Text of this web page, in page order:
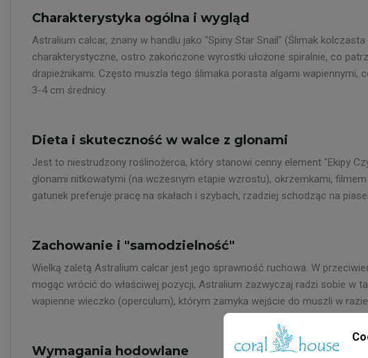
Charakterystyka ogólna i wygląd
Astralium calcar, znany w handlu jako "Spiny Star Snail" (Ślimak
charakterystyczne, ostro zakończone wyrostki ułożone spiralnie, co
drapieżnikami. Często muszla tego ślimaka porasta algami wapiennymi,
3-4 cm średnicy.
Dieta i skuteczność w walce z glonami
Jest to niestrudzony roślinożerca, który stanowi cenny element "Ekipy
glonami nitkowatymi (na wczesnym etapie wzrostu), okrzemkami,
gatunek preferuje pracę na skałach i szybach, rzadziej schodząc na
Zachowanie i "samodzielność"
Wielką zaletą Astralium calcar jest jego sprawność ruchowa. W
mogąc wrócić do właściwej pozycji, Astralium zazwyczaj radzi sobie w
wapienne wieczko (operculum), którym zamyka wejście do muszli w
Wymagania hodowlane